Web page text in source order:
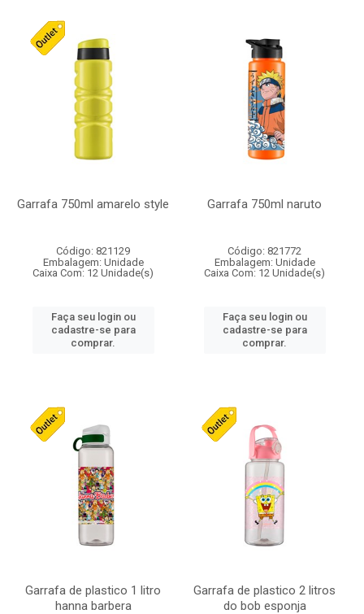
Garrafa 750ml amarelo style
Código: 821129
Embalagem: Unidade
Caixa Com: 12 Unidade(s)
Faça seu login ou
cadastre-se para
comprar.
Garrafa 750ml naruto
Código: 821772
Embalagem: Unidade
Caixa Com: 12 Unidade(s)
Faça seu login ou
cadastre-se para
comprar.
Garrafa de plastico 1 litro
hanna barbera
Garrafa de plastico 2 litros
do bob esponja